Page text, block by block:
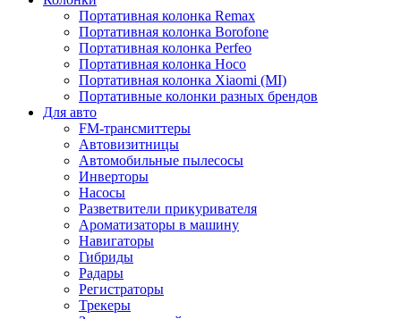
Портативная колонка Remax
Портативная колонка Borofone
Портативная колонка Perfeo
Портативная колонка Hoco
Портативная колонка Xiaomi (MI)
Портативные колонки разных брендов
Для авто
FM-трансмиттеры
Автовизитницы
Автомобильные пылесосы
Инверторы
Насосы
Разветвители прикуривателя
Ароматизаторы в машину
Навигаторы
Гибриды
Радары
Регистраторы
Трекеры